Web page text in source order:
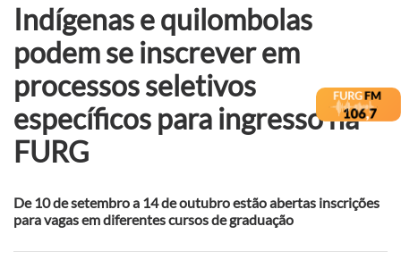
Indígenas e quilombolas
podem se inscrever em
processos seletivos
específicos para ingresso na
FURG
De 10 de setembro a 14 de outubro estão abertas inscrições
para vagas em diferentes cursos de graduação